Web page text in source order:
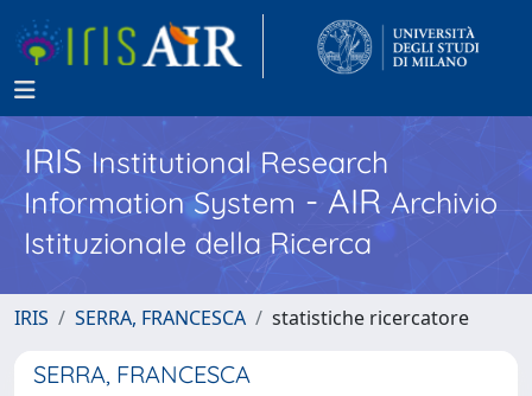
IRISInstitutional Research
Information System - AIR Archivio
Istituzionale della Ricerca
IRIS SERRA, FRANCESCA statistiche ricercatore
SERRA, FRANCESCA